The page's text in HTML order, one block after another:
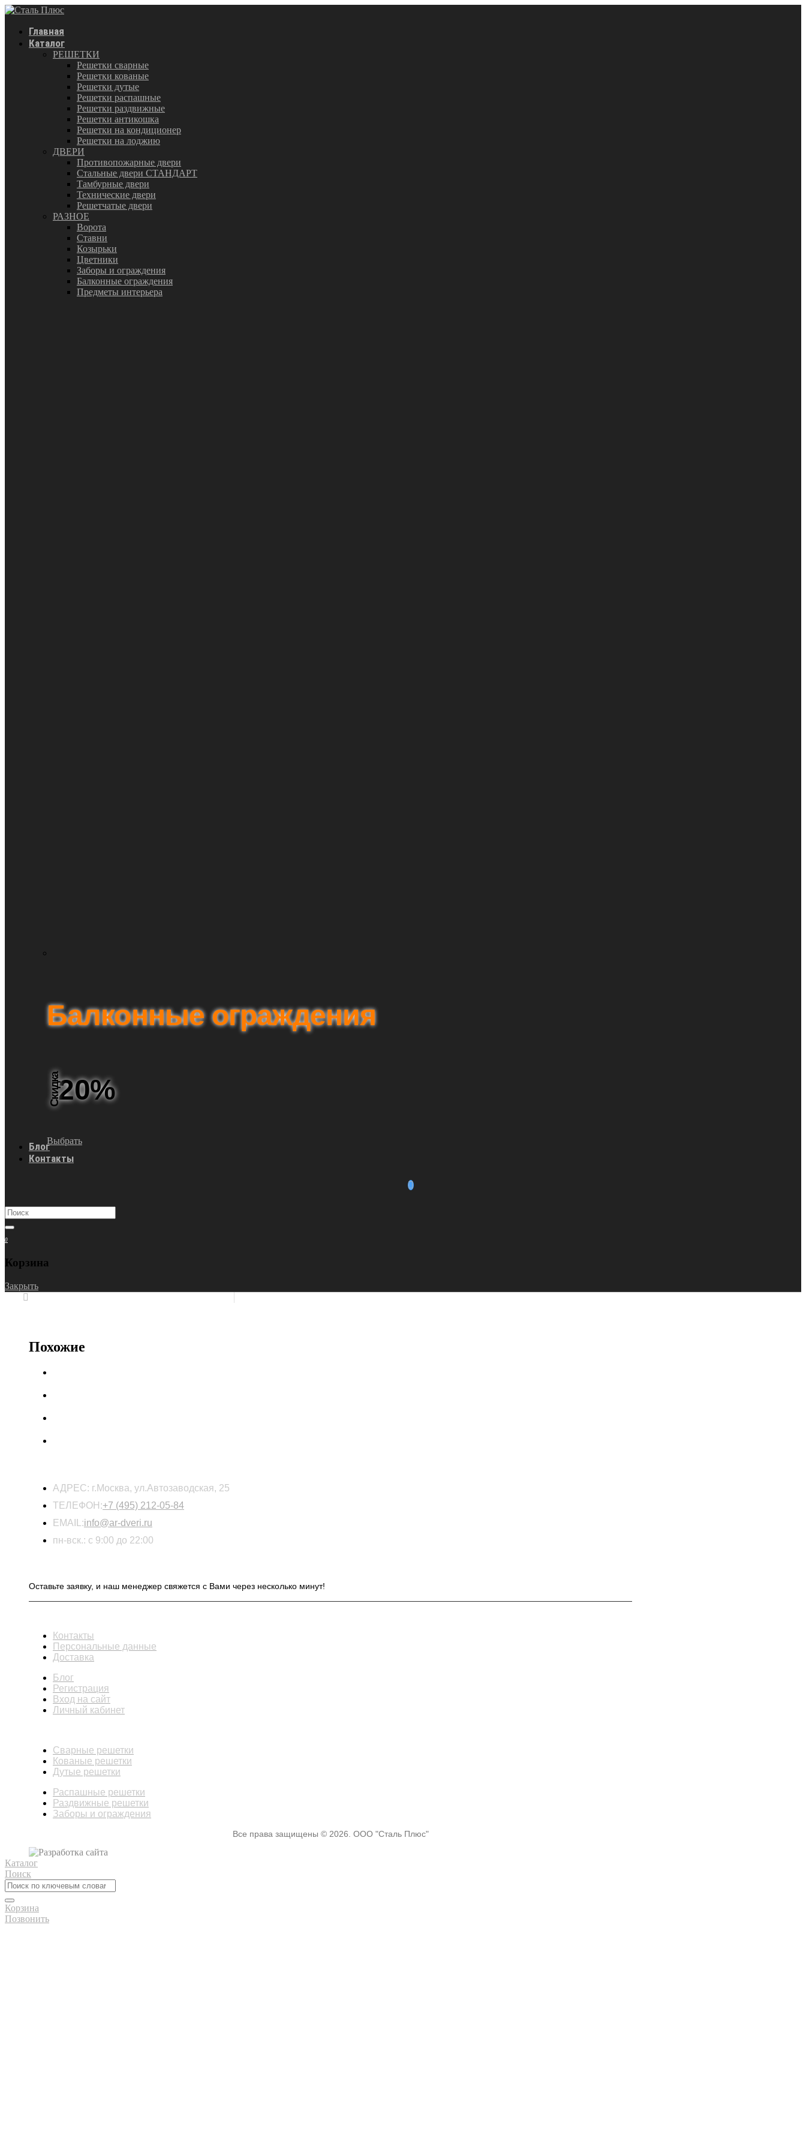
Главная
Каталог
РЕШЕТКИ
Решетки сварные
Решетки кованые
Решетки дутые
Решетки распашные
Решетки раздвижные
Решетки антикошка
Решетки на кондиционер
Решетки на лоджию
ДВЕРИ
Противопожарные двери
Стальные двери СТАНДАРТ
Тамбурные двери
Технические двери
Решетчатые двери
РАЗНОЕ
Ворота
Ставни
Козырьки
Цветники
Заборы и ограждения
Балконные ограждения
Предметы интерьера
Балконные ограждения
Скидка20%
Выбрать
Блог
Контакты
0
Корзина
Закрыть
Похожие
АДРЕС: г.Москва, ул.Автозаводская, 25
ТЕЛЕФОН:+7 (495) 212-05-84
EMAIL:info@ar-dveri.ru
пн-вск.: с 9:00 до 22:00
Оставьте заявку, и наш менеджер свяжется с Вами через несколько минут!
Контакты
Персональные данные
Доставка
Блог
Регистрация
Вход на сайт
Личный кабинет
Сварные решетки
Кованые решетки
Дутые решетки
Распашные решетки
Раздвижные решетки
Заборы и ограждения
Все права защищены © 2026. ООО "Сталь Плюс"
Каталог
Поиск
Корзина
Позвонить